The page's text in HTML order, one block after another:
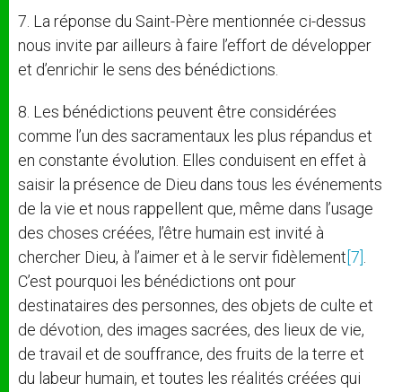
7. La réponse du Saint-Père mentionnée ci-dessus
nous invite par ailleurs à faire l’effort de développer
et d’enrichir le sens des bénédictions.
8. Les bénédictions peuvent être considérées
comme l’un des sacramentaux les plus répandus et
en constante évolution. Elles conduisent en effet à
saisir la présence de Dieu dans tous les événements
de la vie et nous rappellent que, même dans l’usage
des choses créées, l’être humain est invité à
chercher Dieu, à l’aimer et à le servir fidèlement [7]
C’est pourquoi les bénédictions ont pour
destinataires des personnes, des objets de culte et
de dévotion, des images sacrées, des lieux de vie,
de travail et de souffrance, des fruits de la terre et
du labeur humain, et toutes les réalités créées qui